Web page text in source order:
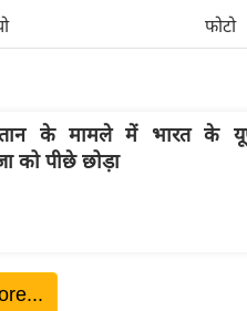
फोटो
के मामले में भारत के
को पीछे छोड़ा